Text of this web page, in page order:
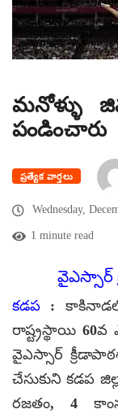
మనోళ్ళు
పండించారు
ప్రత్యేక వార్తలు
Wednesday,
1 minute read
వైఎస్సార్
కడప :
రాష్ట్రస్థాయి 60వ
వైఎస్సార్
చేసుకుని కడప
రజతం, 4